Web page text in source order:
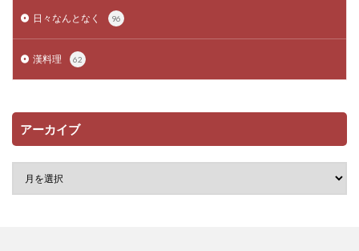
日々なんとなく 96
漢料理 62
アーカイブ